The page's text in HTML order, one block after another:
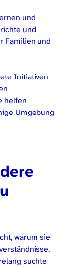
und
und
Familien und
Initiativen
helfen
Umgebung
warum sie
suchte